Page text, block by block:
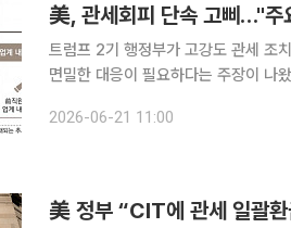
美, 관세회피 단속 고삐…"주
트럼프 2기 행정부가 고강도 관세 조
면밀한 대응이 필요하다는 주장이 나
동향’ 보고서에 따르면, 최근 미국의
2026-06-21 11:00
美 정부 “CIT에 관세 일괄